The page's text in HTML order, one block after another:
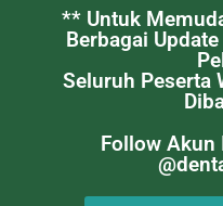
** Untuk
Berbagai
Seluruh Peserta
Follow Akun